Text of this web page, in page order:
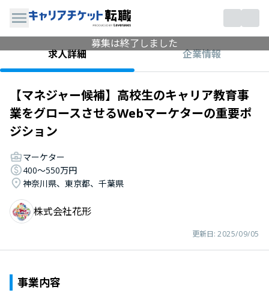
募集は終了しました
求人詳細
企業情報
【マネジャー候補】高校生のキャリア教育事
業をグロースさせるWebマーケターの重要ポ
ジション
マーケター
400〜550万円
神奈川県、東京都、千葉県
株式会社花形
更新日: 2025/09/05
事業内容